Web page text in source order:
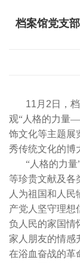
档案馆党支
11 月 2 日，
观“人格的力量
饰文化等主题展
秀传统文化的博
“人格的力
等珍贵文献及各
人为祖国和人
产党人坚守理想
负人民的家国情
家人朋友的情感
在浴血奋战的革